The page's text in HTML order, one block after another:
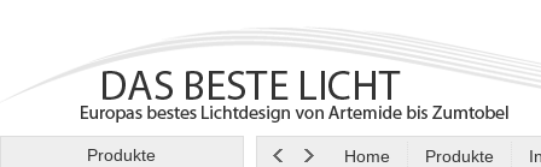
Produkte Home Produkte